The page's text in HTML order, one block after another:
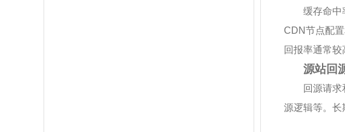
缓存命中
CDN节点配
回报率通常较
源站回
回源请
源逻辑等。长